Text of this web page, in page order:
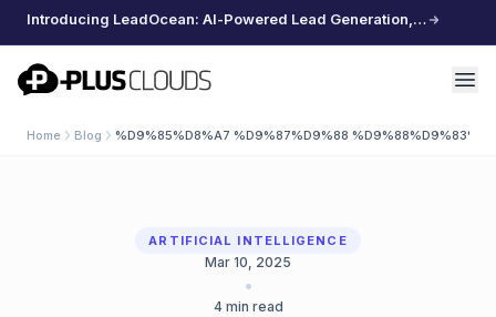
Introducing LeadOcean: AI-Powered Lead Generation, Curated Data, Effortless Scaling
PlusClouds
Home Blog %D9%85%D8%A7 %D9%87%D9%88
ARTIFICIAL INTELLIGENCE
Mar 10, 2025
•
4min read